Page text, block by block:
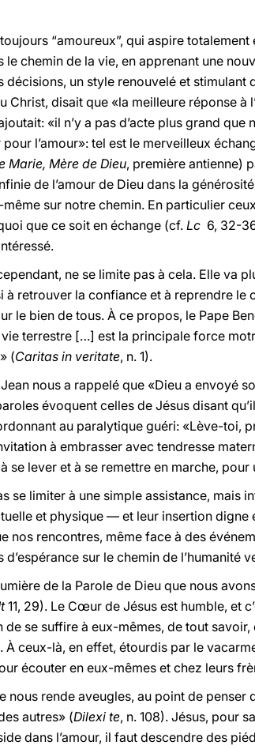
“amoureux”, qui aspire
chemin de la vie, en apprenant une
un style renouvelé et stimulant
Christ, disait que «la meilleure réponse à
«il n’y a pas d’acte plus grand
pour l’amour»: tel est le merveilleux
Marie, Mère de Dieu, première antienne)
de l’amour de Dieu dans la
sur notre chemin. En particulier
que ce soit en échange (cf. Lc 6, 32-
ne se limite pas à cela. Elle va
à retrouver la confiance et à reprendre le
le bien de tous. À ce propos, le Pape
vie terrestre […] est la principale force
(Caritas in veritate, n. 1).
nous a rappelé que «Dieu a envoyé
évoquent celles de Jésus disant
au paralytique guéri: «Lève-toi,
à embrasser avec tendresse
se lever et à se remettre en marche,
se limiter à une simple assistance, mais
et physique — et leur insertion digne
nos rencontres, même face à des
sur le chemin de l’humanité
de la Parole de Dieu que nous
11, 29). Le Cœur de Jésus est humble, et
se suffire à eux-mêmes, de tout savoir,
À ceux-là, en effet, étourdis par le
écouter en eux-mêmes et chez leurs
nous rende aveugles, au point de
autres» (Dilexi te, n. 108). Jésus, pour
dans l’amour, il faut descendre des